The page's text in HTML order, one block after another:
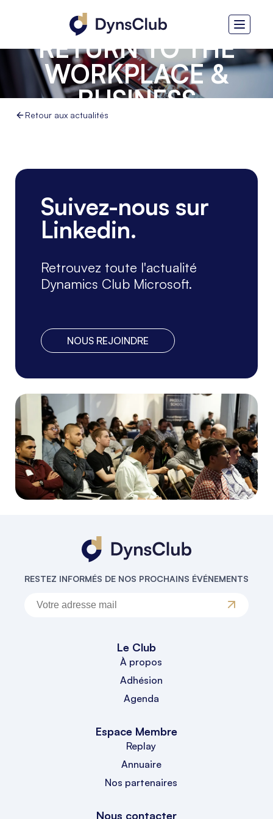
MICROSOFT -
RETURN TO THE
WORKPLACE &
BUSINESS
APPLICATIONS
Retour aux actualités
Suivez-nous sur
Linkedin.
Retrouvez toute l'actualité
Dynamics Club Microsoft.
NOUS REJOINDRE
RESTEZ INFORMÉS DE NOS PROCHAINS ÉVÉNEMENTS
Le Club
À propos
Adhésion
Agenda
Espace Membre
Replay
Annuaire
Nos partenaires
Nous contacter